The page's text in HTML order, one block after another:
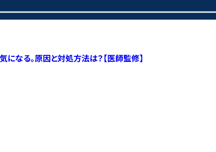
になる。原因と対処方法は？【医師監修】